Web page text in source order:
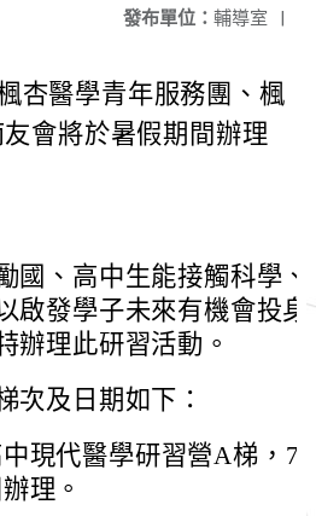
發布單位： 輔導室 |
杏醫學青年服務團、楓
會將於暑假期間辦理
國、高中生能接觸科學
啟發學子未來有機會投
辦理此研習活動。
次及日期如下：
現代醫學研習營A梯，
理。